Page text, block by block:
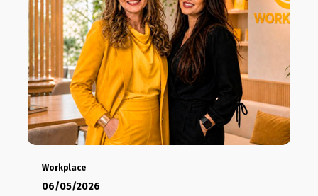
Workplace
06/05/2026